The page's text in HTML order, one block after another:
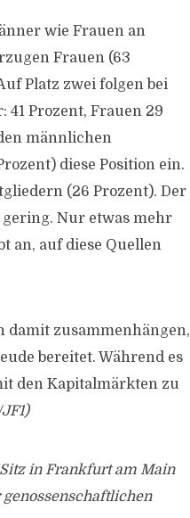
wie Frauen an
Frauen (63
Platz zwei folgen bei
Prozent, Frauen 29
männlichen
diese Position ein.
(26 Prozent). Der
Nur etwas mehr
an, auf diese Quellen
damit zusammenhängen,
bereitet. Während es
den Kapitalmärkten zu
in Frankfurt am Main